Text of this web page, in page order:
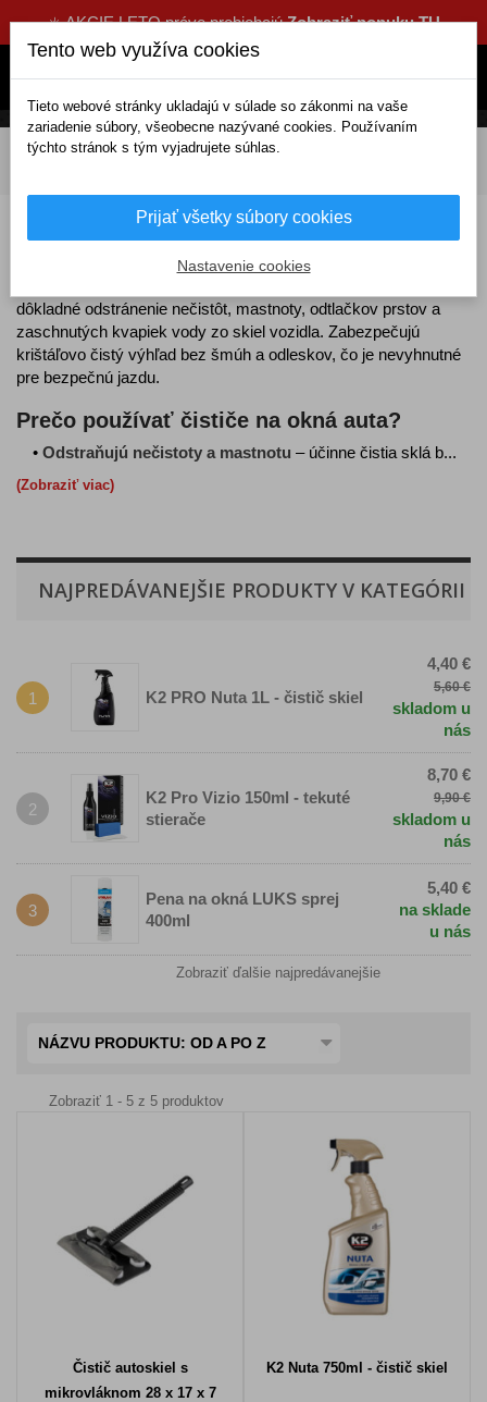
☀️ AKCIE LETO práve prebiehajúZobraziť ponuku TU
DOMOV Kozmetika a čistenie
Čističe na okná auta
dôkladné odstránenie nečistôt, mastnoty, odtlačkov prstov a
zaschnutých kvapiek vody zo skiel vozidla. Zabezpečujú
krištáľovo čistý výhľad bez šmúh a odleskov, čo je nevyhnutné
pre bezpečnú jazdu.
Prečo používať čističe na okná auta?
• Odstraňujú nečistoty a mastnotu – účinne čistia sklá b...
(Zobraziť viac)
NAJPREDÁVANEJŠIE PRODUKTY V KATEGÓRII
1 K2 PRO Nuta 1L - čistič skiel
4,40 €
5,60 €
skladom u
nás
2
K2 Pro Vizio 150ml - tekuté
stierače
8,70 €
9,90 €
skladom u
nás
3
Pena na okná LUKS sprej
400ml
5,40 €
na sklade
u nás
Zobraziť ďalšie najpredávanejšie
NÁZVU PRODUKTU: OD A PO Z
Zobraziť 1 - 5 z 5 produktov
Čistič autoskiel s
mikrovláknom 28 x 17 x 7
K2 Nuta 750ml - čistič skiel
Tento web využíva cookies
Tieto webové stránky ukladajú v súlade so zákonmi na vaše
zariadenie súbory, všeobecne nazývané cookies. Používaním
týchto stránok s tým vyjadrujete súhlas.
Prijať všetky súbory cookies
Nastavenie cookies